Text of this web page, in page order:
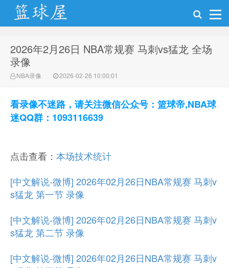
NBA录像网
2026年2月26日 NBA常规赛 马刺vs猛龙 全场
录像
NBA录像 2026-02-26 10:00:01
看录像不迷路，请关注微信公众号：篮球帝,NBA球
迷QQ群：1093116639
点击查看： 本场技术统计
[中文解说-微博] 2026年02月26日NBA常规赛 马刺v
s猛龙 第一节 录像
[中文解说-微博] 2026年02月26日NBA常规赛 马刺v
s猛龙 第二节 录像
[中文解说-微博] 2026年02月26日NBA常规赛 马刺v